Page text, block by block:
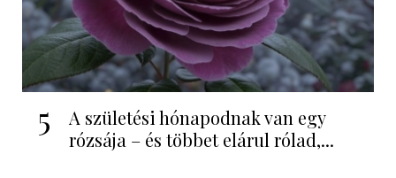
5
A születési hónapodnak van egy
rózsája – és többet elárul rólad,...